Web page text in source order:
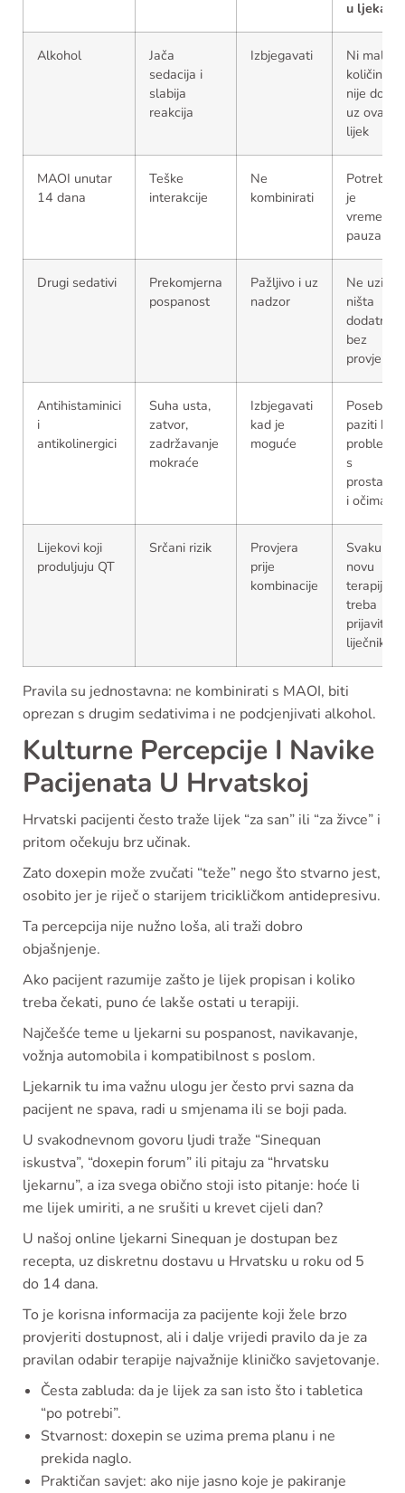
u ljekarni
Alkohol
Jača
sedacija i
slabija
reakcija
Izbjegavati
Ni mala
količina
nije dobra
uz ovaj
lijek
MAOI unutar
14 dana
Teške
interakcije
Ne
kombinirati
Potrebna
je
pauza
Drugi sedativi
Prekomjerna
pospanost
Pažljivo i uz
nadzor
Ne
ništa
dodatno
bez
provjere
Antihistaminici
i
antikolinergici
Suha usta,
zatvor,
zadržavanje
mokraće
Izbjegavati
kad je
moguće
Posebno
paziti kod
problema
s
prostatom
i očima
Lijekovi koji
produljuju QT
Srčani rizik
Provjera
prije
kombinacije
Svaku
novu
terapiju
treba
prijaviti
liječniku
Pravila su jednostavna: ne kombinirati s MAOI, biti
oprezan s drugim sedativima i ne podcjenjivati alkohol.
Kulturne Percepcije I Navike
Pacijenata U Hrvatskoj
Hrvatski pacijenti često traže lijek “za san” ili “za živce” i
pritom očekuju brz učinak.
Zato doxepin može zvučati “teže” nego što stvarno jest,
osobito jer je riječ o starijem tricikličkom antidepresivu.
Ta percepcija nije nužno loša, ali traži dobro
objašnjenje.
Ako pacijent razumije zašto je lijek propisan i koliko
treba čekati, puno će lakše ostati u terapiji.
Najčešće teme u ljekarni su pospanost, navikavanje,
vožnja automobila i kompatibilnost s poslom.
Ljekarnik tu ima važnu ulogu jer često prvi sazna da
pacijent ne spava, radi u smjenama ili se boji pada.
U svakodnevnom govoru ljudi traže “Sinequan
iskustva”, “doxepin forum” ili pitaju za “hrvatsku
ljekarnu”, a iza svega obično stoji isto pitanje: hoće li
me lijek umiriti, a ne srušiti u krevet cijeli dan?
U našoj online ljekarni Sinequan je dostupan bez
recepta, uz diskretnu dostavu u Hrvatsku u roku od 5
do 14 dana.
To je korisna informacija za pacijente koji žele brzo
provjeriti dostupnost, ali i dalje vrijedi pravilo da je za
pravilan odabir terapije najvažnije kliničko savjetovanje.
Česta zabluda: da je lijek za san isto što i tabletica
“po potrebi”.
Stvarnost: doxepin se uzima prema planu i ne
prekida naglo.
Praktičan savjet: ako nije jasno koje je pakiranje